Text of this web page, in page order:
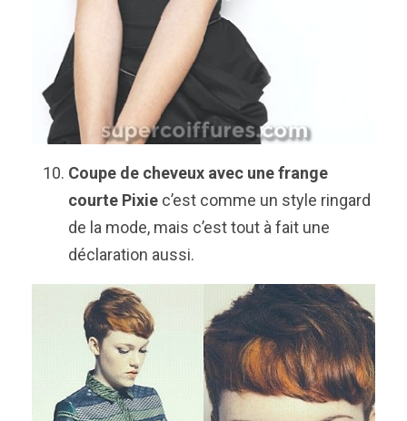
Coupe de cheveux avec une frange
courte Pixie c’est comme un style ringard
de la mode, mais c’est tout à fait une
déclaration aussi.